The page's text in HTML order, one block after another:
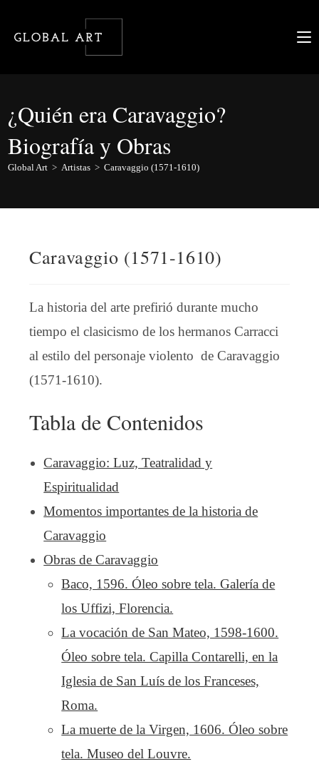
contenido
¿Quién era Caravaggio?
Biografía y Obras
Global Art > Artistas > Caravaggio (1571-1610)
Caravaggio (1571-1610)
La historia del arte prefirió durante mucho
tiempo el clasicismo de los hermanos Carracci
al estilo del personaje violento de Caravaggio
(1571-1610).
Tabla de Contenidos
Caravaggio: Luz, Teatralidad y
Espiritualidad
Momentos importantes de la historia de
Caravaggio
Obras de Caravaggio
Baco, 1596. Óleo sobre tela. Galería de
los Uffizi, Florencia.
La vocación de San Mateo, 1598-1600.
Óleo sobre tela. Capilla Contarelli, en la
Iglesia de San Luís de los Franceses,
Roma.
La muerte de la Virgen, 1606. Óleo sobre
tela. Museo del Louvre.